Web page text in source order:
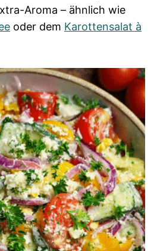
Aroma – ähnlich wie
oder dem Karottensalat à